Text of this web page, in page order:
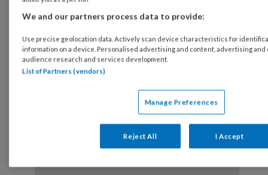
Reageer op dit artikel
Deel dit artikel
bekken bewegingsapparaat
Recente video's
We and our partners process data to provide:
Use precise geolocation data. Actively scan device characteristics for
information on a device. Personalised advertising and content, advertising
audience research and services development.
List of Partners (vendors)
Manage Preferences
Reject All I Accept